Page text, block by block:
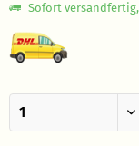
Sofort versandfertig,